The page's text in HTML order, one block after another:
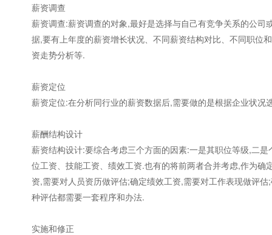
薪资调查
薪资调查:薪资调查的对象,最好是选择与自己有竞争关系的公
据,要有上年度的薪资增长状况、不同薪资结构对比、不同职位
资走势分析等.
薪资定位
薪资定位:在分析同行业的薪资数据后,需要做的是根据企业状
薪酬结构设计
薪资结构设计:要综合考虑三个方面的因素:一是其职位等级,二
位工资、技能工资、绩效工资.也有的将前两者合并考虑,作为
资,需要对人员资历做评估;确定绩效工资,需要对工作表现做评
种评估都需要一套程序和办法.
实施和修正